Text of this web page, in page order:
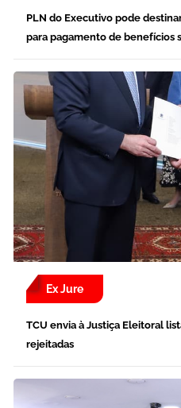
PLN do Executivo pode
para pagamento de benefícios
Ex Jure
TCU envia à Justiça Eleitoral
rejeitadas